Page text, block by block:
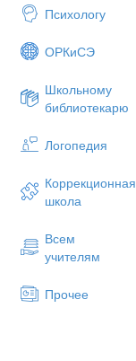
Психологу
ОРКиСЭ
Школьному
библиотекарю
Логопедия
Коррекционная
школа
Всем
учителям
Прочее